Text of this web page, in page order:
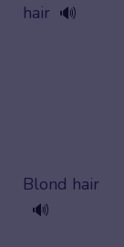
hair 🔊
Blond hair
🔊